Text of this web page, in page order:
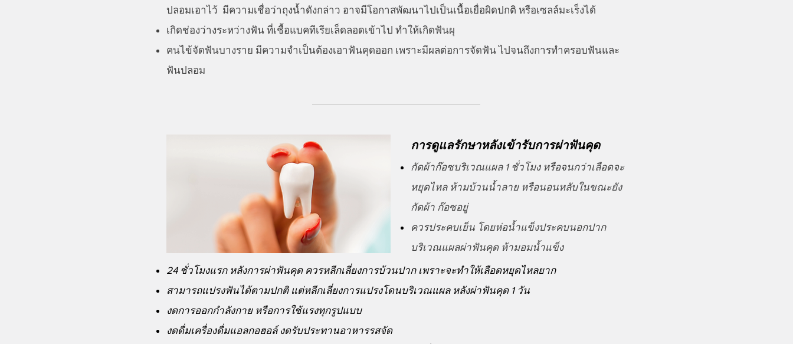
ปลอมเอาไว้ มีความเชื่อว่าถุงน้ำดังกล่าว อาจมีโอกาสพัฒนาไปเป็นเนื้อเยื่อผิดปกติ หรือเซลล์มะเร็งได้
เกิดช่องว่างระหว่างฟัน ที่เชื้อแบคทีเรียเล็ดลอดเข้าไป ทำให้เกิดฟันผุ
คนไข้จัดฟันบางราย มีความจำเป็นต้องเอาฟันคุดออก เพราะมีผลต่อการจัดฟัน ไปจนถึงการทำครอบฟันและ
ฟันปลอม
24 ชั่วโมงแรก หลังการผ่าฟันคุด ควรหลีกเลี่ยงการบ้วนปาก เพราะจะทำให้เลือดหยุดไหลยาก
สามารถแปรงฟันได้ตามปกติ แต่หลีกเลี่ยงการแปรงโดนบริเวณแผล หลังผ่าฟันคุด 1 วัน
งดการออกกำลังกาย หรือการใช้แรงทุกรูปแบบ
งดดื่มเครื่องดื่มแอลกอฮอล์ งดรับประทานอาหารรสจัด
การดูแลรักษาหลังเข้ารับการผ่าฟันคุด
กัดผ้าก๊อซบริเวณแผล 1 ชั่วโมง หรือจนกว่าเลือดจะ
หยุดไหล ห้ามบ้วนน้ำลาย หรือนอนหลับในขณะยัง
กัดผ้า ก๊อซอยู่
ควรประคบเย็น โดยห่อน้ำแข็งประคบนอกปาก
บริเวณแผลผ่าฟันคุด ห้ามอมน้ำแข็ง